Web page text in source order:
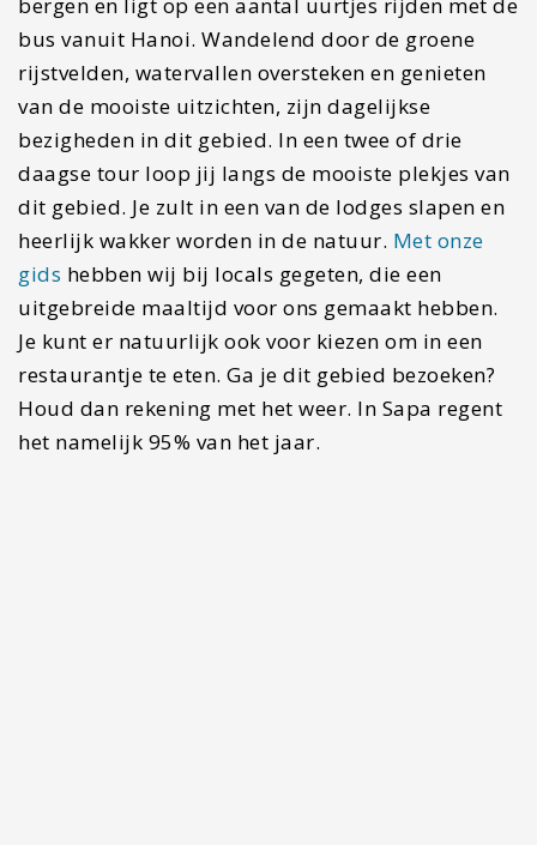
5 Extra opties om aan je
reisroute Vietnam toe te
voegen
#1 Ha Giang Loop
Ha Giang is een van de mooiste gebieden van